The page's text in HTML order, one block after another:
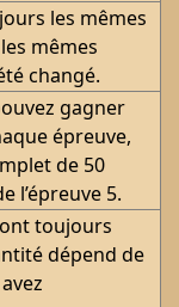
les mêmes
mêmes
changé.
gagner
épreuve,
de 50
l’épreuve 5.
toujours
dépend de